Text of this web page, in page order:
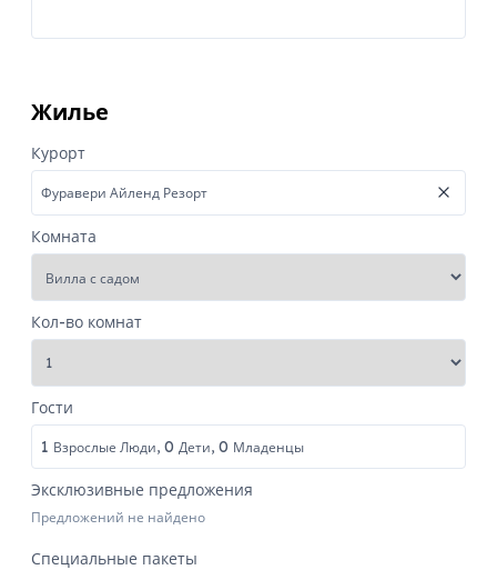
Жилье
Курорт
Комната
Кол-во комнат
Гости
1 Взрослые Люди, 0 Дети, 0 Младенцы
Эксклюзивные предложения
Предложений не найдено
Специальные пакеты